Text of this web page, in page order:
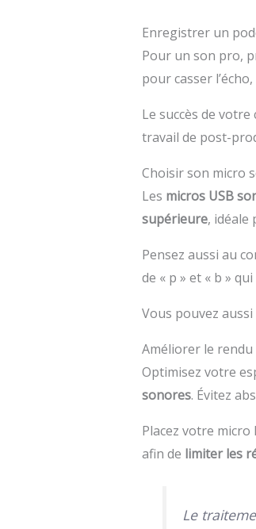
Enregistrer un
Pour un son pro,
pour casser l’écho,
Le succès de
travail de post-
Choisir son micro
Les micros USB
supérieure, idéale
Pensez aussi au
de « p » et « b »
Vous pouvez aussi
Améliorer le rendu
Optimisez votre
sonores. Évitez
Placez votre
afin de limiter les
Le